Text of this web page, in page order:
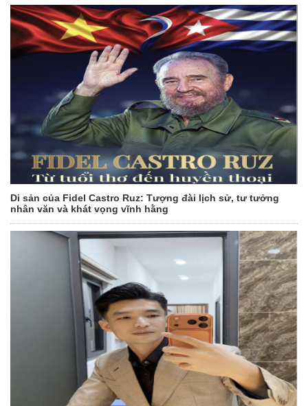
Di sản của Fidel Castro Ruz: Tượng đài lịch sử, tư tưởng
nhân văn và khát vọng vĩnh hằng